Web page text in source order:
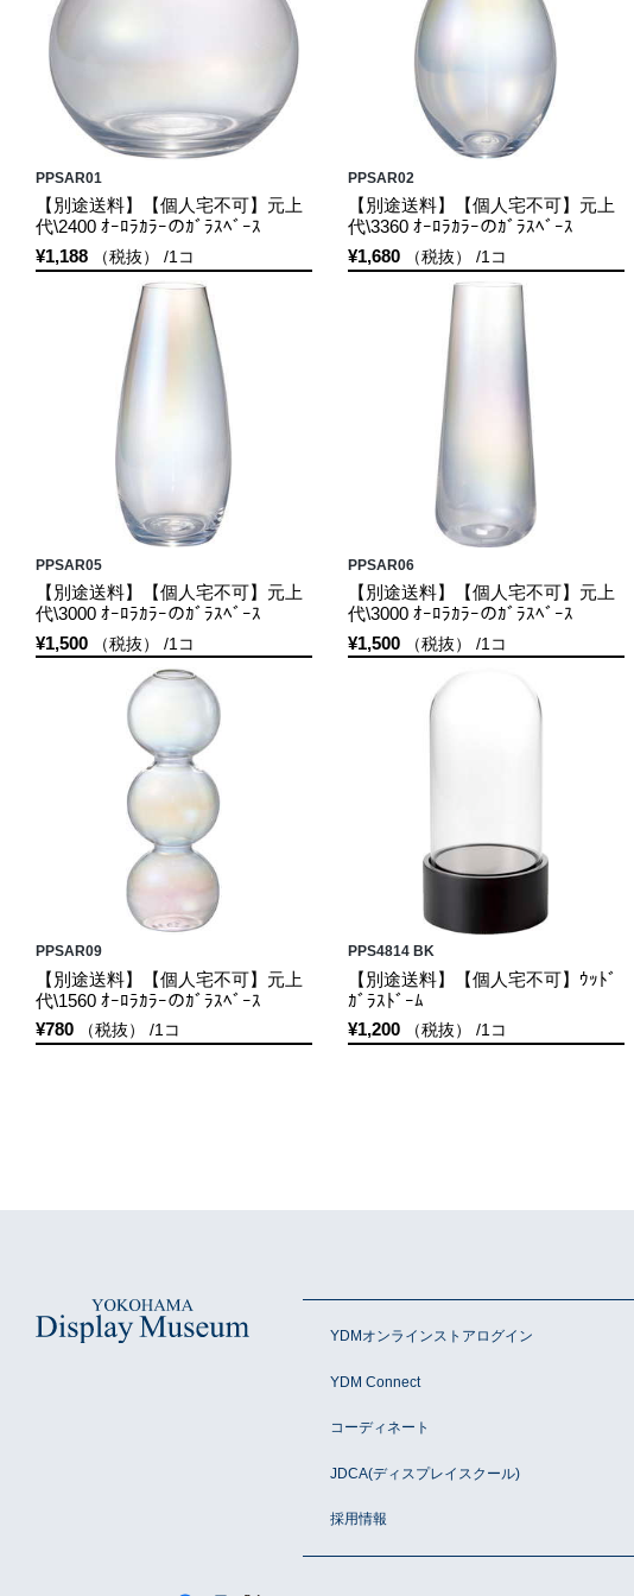
PPSAR01
【別途送料】【個人宅不可】元上
代\2400 ｵｰﾛﾗｶﾗｰのｶﾞﾗｽﾍﾞｰｽ
¥1,188 （税抜） /1コ
PPSAR02
【別途送料】【個人宅不可】元上
代\3360 ｵｰﾛﾗｶﾗｰのｶﾞﾗｽﾍﾞｰｽ
¥1,680（税抜） /1コ
PPSAR05
【別途送料】【個人宅不可】元上
代\3000 ｵｰﾛﾗｶﾗｰのｶﾞﾗｽﾍﾞｰｽ
¥1,500 （税抜） /1コ
PPSAR06
【別途送料】【個人宅不可】元上
代\3000 ｵｰﾛﾗｶﾗｰのｶﾞﾗｽﾍﾞｰｽ
¥1,500（税抜） /1コ
PPSAR09
【別途送料】【個人宅不可】元上
代\1560 ｵｰﾛﾗｶﾗｰのｶﾞﾗｽﾍﾞｰｽ
¥780 （税抜） /1コ
PPS4814 BK
【別途送料】【個人宅不可】ｳｯﾄﾞ
ｶﾞﾗｽﾄﾞｰﾑ
¥1,200（税抜） /1コ
YDMオンラインストアログイン
YDM Connect
コーディネート
JDCA(ディスプレイスクール)
採用情報